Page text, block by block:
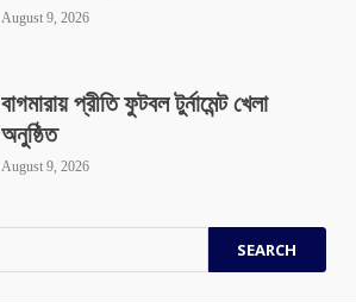
August 9, 2026
বাগমারায় প্রীতি ফুটবল টুর্নামেন্ট খেলা
অনুষ্ঠিত
August 9, 2026